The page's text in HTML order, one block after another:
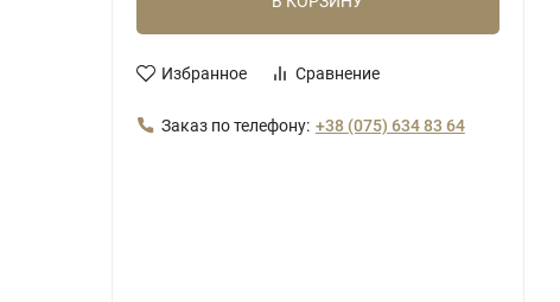
Избранное Сравнение
Заказ по телефону: +38 (075) 634 83 64